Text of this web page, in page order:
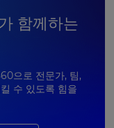
함께하는
으로 전문가, 팀,
수 있도록 힘을